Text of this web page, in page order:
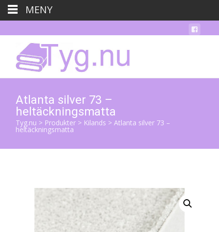
Atlanta silver 73 –
heltäckningsmatta
Tyg.nu > Produkter > Kilands > Atlanta silver 73 –
heltäckningsmatta
MENY